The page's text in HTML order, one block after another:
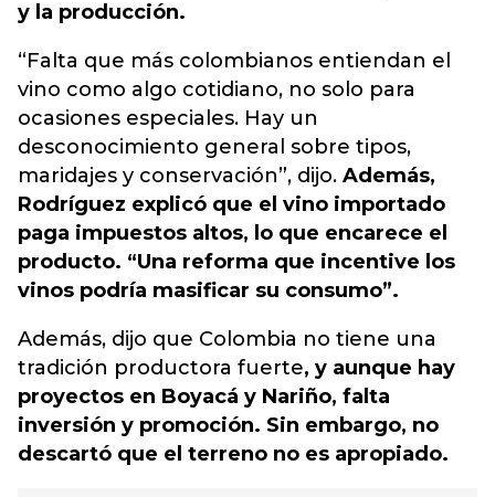
y la producción.
“Falta que más colombianos entiendan el
vino como algo cotidiano, no solo para
ocasiones especiales. Hay un
desconocimiento general sobre tipos,
maridajes y conservación”, dijo. Además,
Rodríguez explicó que el vino importado
paga impuestos altos, lo que encarece el
producto. “Una reforma que incentive los
vinos podría masificar su consumo”.
Además, dijo que Colombia no tiene una
tradición productora fuerte, y aunque hay
proyectos en Boyacá y Nariño, falta
inversión y promoción. Sin embargo, no
descartó que el terreno no es apropiado.